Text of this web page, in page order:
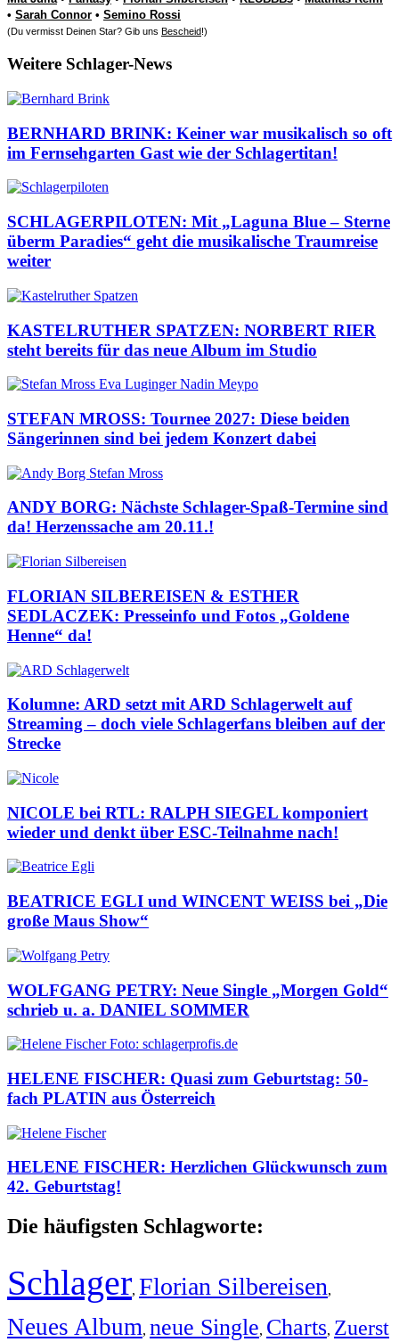
• Sarah Connor • Semino Rossi
(Du vermisst Deinen Star? Gib uns Bescheid!)
Weitere Schlager-News
BERNHARD BRINK: Keiner war musikalisch so oft
im Fernsehgarten Gast wie der Schlagertitan!
SCHLAGERPILOTEN: Mit „Laguna Blue – Sterne
überm Paradies“ geht die musikalische Traumreise
weiter
KASTELRUTHER SPATZEN: NORBERT RIER
steht bereits für das neue Album im Studio
STEFAN MROSS: Tournee 2027: Diese beiden
Sängerinnen sind bei jedem Konzert dabei
ANDY BORG: Nächste Schlager-Spaß-Termine sind
da! Herzenssache am 20.11.!
FLORIAN SILBEREISEN & ESTHER
SEDLACZEK: Presseinfo und Fotos „Goldene
Henne“ da!
Kolumne: ARD setzt mit ARD Schlagerwelt auf
Streaming – doch viele Schlagerfans bleiben auf der
Strecke
NICOLE bei RTL: RALPH SIEGEL komponiert
wieder und denkt über ESC-Teilnahme nach!
BEATRICE EGLI und WINCENT WEISS bei „Die
große Maus Show“
WOLFGANG PETRY: Neue Single „Morgen Gold“
schrieb u. a. DANIEL SOMMER
HELENE FISCHER: Quasi zum Geburtstag: 50-
fach PLATIN aus Österreich
HELENE FISCHER: Herzlichen Glückwunsch zum
42. Geburtstag!
Die häufigsten Schlagworte:
Schlager, Florian Silbereisen,
Neues Album, neue Single, Charts, Zuerst